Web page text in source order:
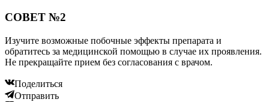
СОВЕТ №2
Изучите возможные побочные эффекты препарата и
обратитесь за медицинской помощью в случае их проявления.
Не прекращайте прием без согласования с врачом.
Поделиться
Отправить